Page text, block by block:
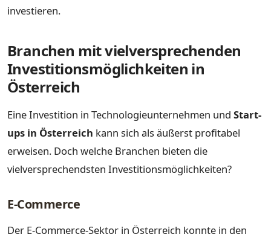
investieren.
Branchen mit vielversprechenden
Investitionsmöglichkeiten in
Österreich
Eine Investition in Technologieunternehmen und Start-
ups in Österreich kann sich als äußerst profitabel
erweisen. Doch welche Branchen bieten die
vielversprechendsten Investitionsmöglichkeiten?
E-Commerce
Der E-Commerce-Sektor in Österreich konnte in den